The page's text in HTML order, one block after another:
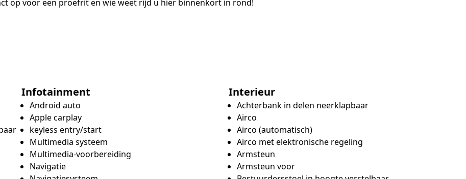
op voor een proefrit en wie weet rijd u hier binnenkort in rond!
Infotainment
Android auto
Apple carplay
keyless entry/start
Multimedia systeem
Multimedia-voorbereiding
Navigatie
Interieur
Achterbank in delen neerklapbaar
Airco
Airco (automatisch)
Airco met elektronische regeling
Armsteun
Armsteun voor